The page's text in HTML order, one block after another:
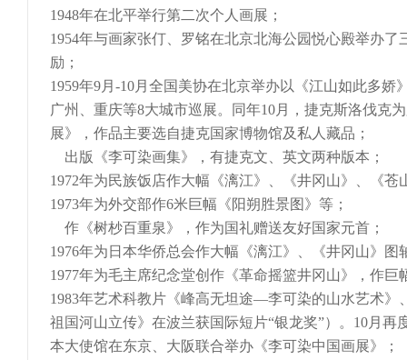
1948年在北平举行第二次个人画展；
1954年与画家张仃、罗铭在北京北海公园悦心殿举办
励；
1959年9月-10月全国美协在北京举办以《江山如此多
广州、重庆等8大城市巡展。同年10月，捷克斯洛伐克
展》，作品主要选自捷克国家博物馆及私人藏品；
出版《李可染画集》，有捷克文、英文两种版本；
1972年为民族饭店作大幅《漓江》、《井冈山》、《苍
1973年为外交部作6米巨幅《阳朔胜景图》等；
作《树杪百重泉》，作为国礼赠送友好国家元首；
1976年为日本华侨总会作大幅《漓江》、《井冈山》图
1977年为毛主席纪念堂创作《革命摇篮井冈山》，作
1983年艺术科教片《峰高无坦途—李可染的山水艺术》
祖国河山立传》在波兰获国际短片“银龙奖”）。10月
本大使馆在东京、大阪联合举办《李可染中国画展》；